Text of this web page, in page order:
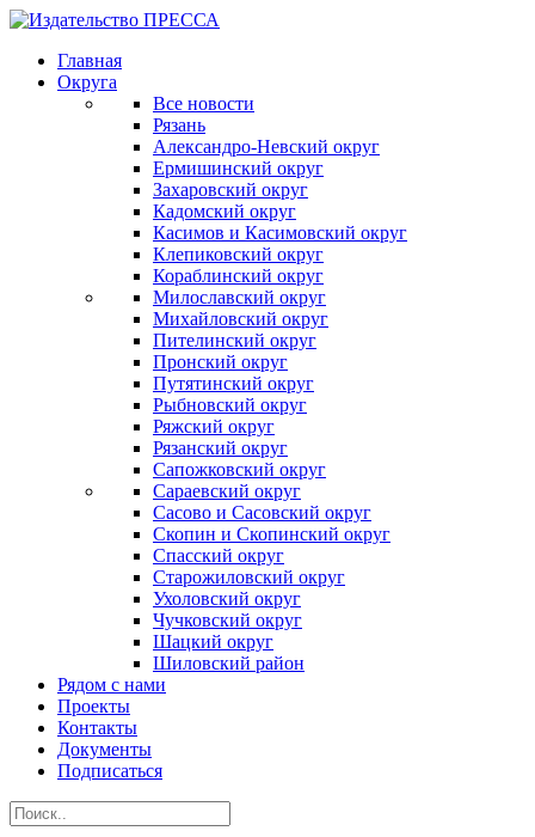
Главная
Округа
Все новости
Рязань
Александро-Невский округ
Ермишинский округ
Захаровский округ
Кадомский округ
Касимов и Касимовский округ
Клепиковский округ
Кораблинский округ
Милославский округ
Михайловский округ
Пителинский округ
Пронский округ
Путятинский округ
Рыбновский округ
Ряжский округ
Рязанский округ
Сапожковский округ
Сараевский округ
Сасово и Сасовский округ
Скопин и Скопинский округ
Спасский округ
Старожиловский округ
Ухоловский округ
Чучковский округ
Шацкий округ
Шиловский район
Рядом с нами
Проекты
Контакты
Документы
Подписаться